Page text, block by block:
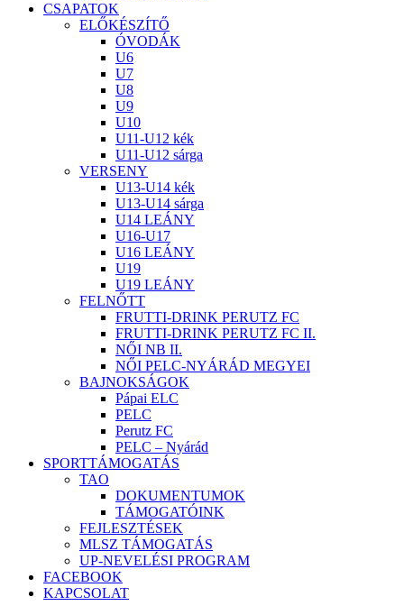
CSAPATOK
ELŐKÉSZÍTŐ
ÓVODÁK
U6
U7
U8
U9
U10
U11-U12 kék
U11-U12 sárga
VERSENY
U13-U14 kék
U13-U14 sárga
U14 LEÁNY
U16-U17
U16 LEÁNY
U19
U19 LEÁNY
FELNŐTT
FRUTTI-DRINK PERUTZ FC
FRUTTI-DRINK PERUTZ FC II.
NŐI NB II.
NŐI PELC-NYÁRÁD MEGYEI
BAJNOKSÁGOK
Pápai ELC
PELC
Perutz FC
PELC – Nyárád
SPORTTÁMOGATÁS
TAO
DOKUMENTUMOK
TÁMOGATÓINK
FEJLESZTÉSEK
MLSZ TÁMOGATÁS
UP-NEVELÉSI PROGRAM
FACEBOOK
KAPCSOLAT